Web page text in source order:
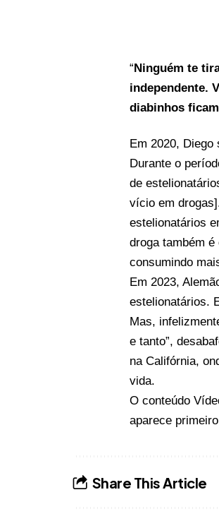
“ Ninguém te
independente.
diabinhos
Em 2020,
Durante o
de
vício em
estelionatários
droga também
consumindo
Em 2023,
estelionatários.
Mas,
e tanto”,
na Califórnia,
vida.
O conteúdo
aparece
Share This Article